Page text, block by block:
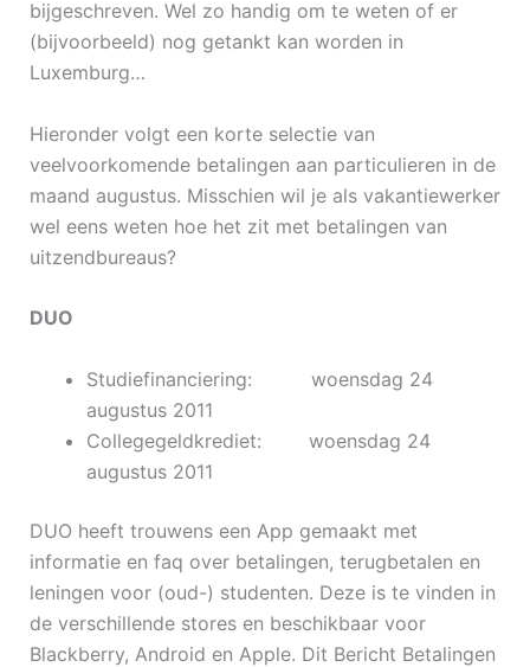
bijgeschreven. Wel zo handig om te weten of er
(bijvoorbeeld) nog getankt kan worden in
Luxemburg…
Hieronder volgt een korte selectie van
veelvoorkomende betalingen aan particulieren in de
maand augustus. Misschien wil je als vakantiewerker
wel eens weten hoe het zit met betalingen van
uitzendbureaus?
DUO
Studiefinanciering: woensdag 24
augustus 2011
Collegegeldkrediet: woensdag 24
augustus 2011
DUO heeft trouwens een App gemaakt met
informatie en faq over betalingen, terugbetalen en
leningen voor (oud-) studenten. Deze is te vinden in
de verschillende stores en beschikbaar voor
Blackberry, Android en Apple. Dit Bericht Betalingen